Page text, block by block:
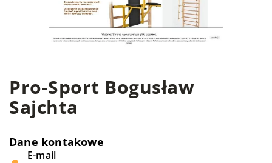
Pro-Sport Bogusław
Sajchta
Dane kontakowe
E-mail